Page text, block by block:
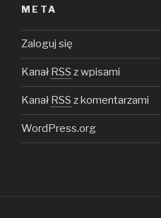
META
Zaloguj się
Kanał RSS z wpisami
Kanał RSS z komentarzami
WordPress.org